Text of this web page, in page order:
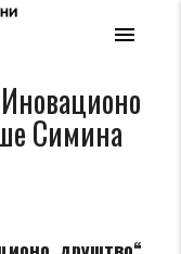
menu
Симина